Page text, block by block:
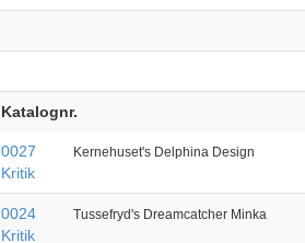
Katalognr.
0027
Kritik
Kernehuset's Delphina Design
0024
Kritik
Tussefryd's Dreamcatcher Minka